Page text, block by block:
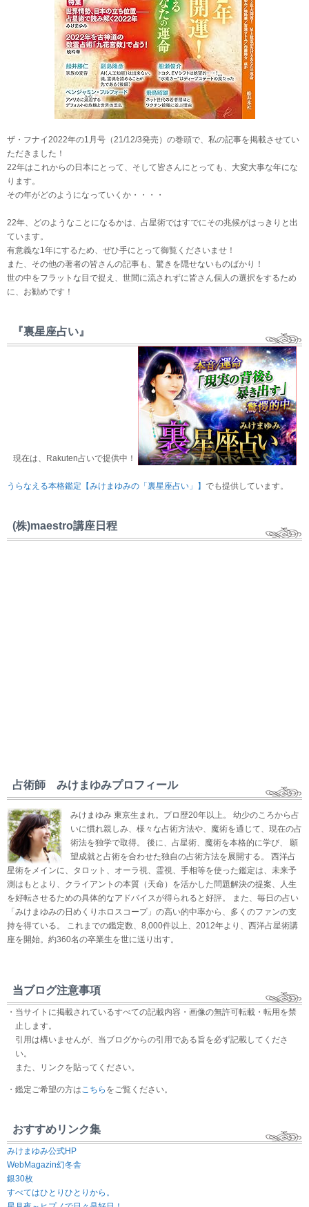
ザ・フナイ2022年の1月号（21/12/3発売）の巻頭で、私の記事を掲載させてい
ただきました！
22年はこれからの日本にとって、そして皆さんにとっても、大変大事な年にな
ります。
その年がどのようになっていくか・・・・
22年、どのようなことになるかは、占星術ではすでにその兆候がはっきりと出
ています。
有意義な1年にするため、ぜひ手にとって御覧くださいませ！
また、その他の著者の皆さんの記事も、驚きを隠せないものばかり！
世の中をフラットな目で捉え、世間に流されずに皆さん個人の選択をするため
に、お勧めです！
『裏星座占い』
現在は、Rakuten占いで提供中！
うらなえる本格鑑定【みけまゆみの「裏星座占い」】 でも提供しています。
(株)maestro講座日程
占術師 みけまゆみプロフィール
みけまゆみ 東京生まれ。プロ歴20年以上。 幼少のころから占
いに慣れ親しみ、様々な占術方法や、魔術を通じて、現在の占
術法を独学で取得。 後に、占星術、魔術を本格的に学び、 願
望成就と占術を合わせた独自の占術方法を展開する。 西洋占
星術をメインに、タロット、オーラ視、霊視、手相等を使った鑑定は、未来予
測はもとより、クライアントの本質（天命）を活かした問題解決の提案、人生
を好転させるための具体的なアドバイスが得られると好評。 また、毎日の占い
「みけまゆみの日めくりホロスコープ」の高い的中率から、多くのファンの支
持を得ている。 これまでの鑑定数、8,000件以上、2012年より、西洋占星術講
座を開始。約360名の卒業生を世に送り出す。
当ブログ注意事項
・当サイトに掲載されているすべての記載内容・画像の無許可転載・転用を禁
止します。
引用は構いませんが、当ブログからの引用である旨を必ず記載してくださ
い。
また、リンクを貼ってください。
・鑑定ご希望の方はこちら をご覧ください。
おすすめリンク集
みけまゆみ公式HP
WebMagazin幻冬舎
銀30枚
すべてはひとりひとりから。